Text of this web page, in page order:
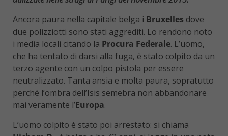
Ancora paura nella capitale belga i Bruxelles dove
due polizziotti sono stati aggrediti. Lo rendono noto
i media locali citando la Procura Federale. L’uomo,
che ha tentato di darsi alla fuga, è stato colpito da un
terzo agente con un colpo pistola per essere
neutralizzato. Tanta ansia e molta paura, sopratutto
perché l’ombra dell’Isis semebra non abbandonare
mai veramente l’Europa.
L’uomo colpito è stato poi arrestato: si chiama